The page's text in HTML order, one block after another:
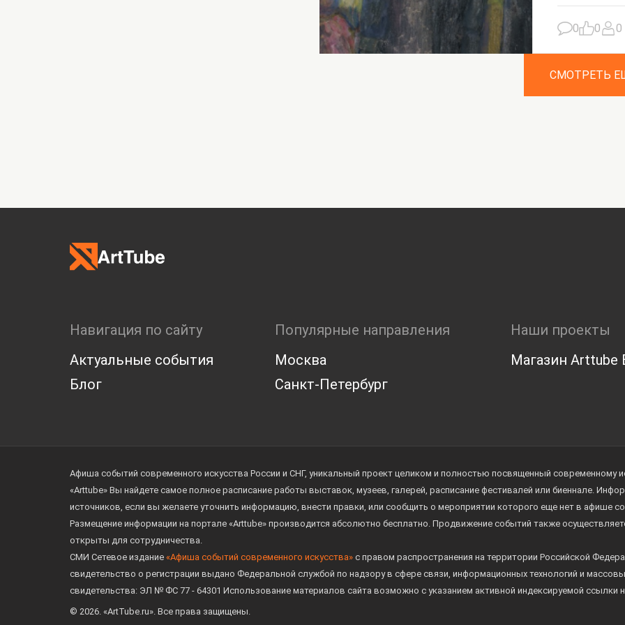
0 0 0
СМОТРЕТЬ
Навигация по сайту
Актуальные события
Блог
Популярные направления
Москва
Санкт-Петербург
Наши проекты
Магазин Arttube
Афиша событий современного искусства России и СНГ, уникальный проект целиком и полностью посвященный современному
«Arttube» Вы найдете самое полное расписание работы выставок, музеев, галерей, расписание фестивалей или биеннале.
источников, если вы желаете уточнить информацию, внести правки, или сообщить о мероприятии которого еще нет в афише
Размещение информации на портале «Arttube» производится абсолютно бесплатно. Продвижение событий также
открыты для сотрудничества.
СМИ Сетевое издание «Афиша событий современного искусства» с правом распространения на территории Российской
свидетельство о регистрации выдано Федеральной службой по надзору в сфере связи, информационных технологий и
свидетельства: ЭЛ № ФС 77 - 64301 Использование материалов сайта возможно с указанием активной индексируемой ссылки
© 2026. «ArtTube.ru». Все права защищены.